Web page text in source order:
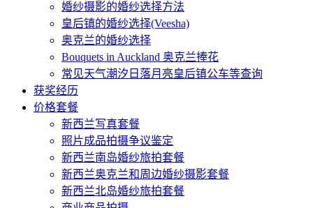
婚纱摄影的婚纱选择方法
皇后镇的婚纱选择(Veesha)
奥克兰的婚纱选择
Bouquets in Auckland 奥克兰捧花
常见天气潮汐日落月亮皇后镇公车等查询
获奖经历
价格套餐
新西兰写真套餐
照片成品拍摄争议鉴定
新西兰南岛婚纱旅拍套餐
新西兰奥克兰和周边婚纱摄影套餐
新西兰北岛婚纱旅拍套餐